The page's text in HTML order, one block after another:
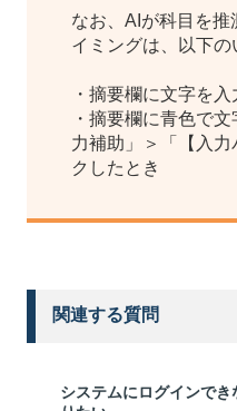
なお、AIが科目を推
イミングは、以下の
・摘要欄に文字を入
・摘要欄に青色で
力補助」＞「【入
クしたとき
関連する質問
システムにログインで